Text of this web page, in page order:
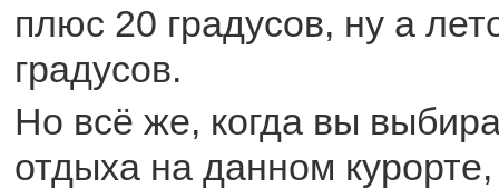
плюс 20 градусов, ну а
градусов.
Но всё же, когда вы
отдыха на данном